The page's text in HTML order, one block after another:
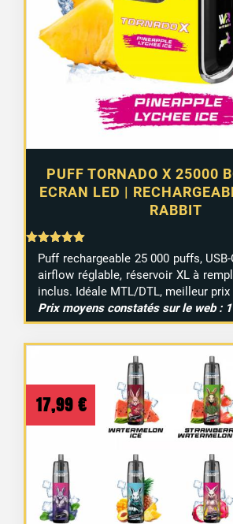
PUFF TORNADO X 25000
ECRAN LED |
RABBIT
Note
5.00
sur 5
Puff rechargeable 25 000 puffs,
airflow réglable, réservoir XL à
inclus. Idéale MTL/DTL, meilleur prix
Prix moyens constatés sur le web :
17,99 €